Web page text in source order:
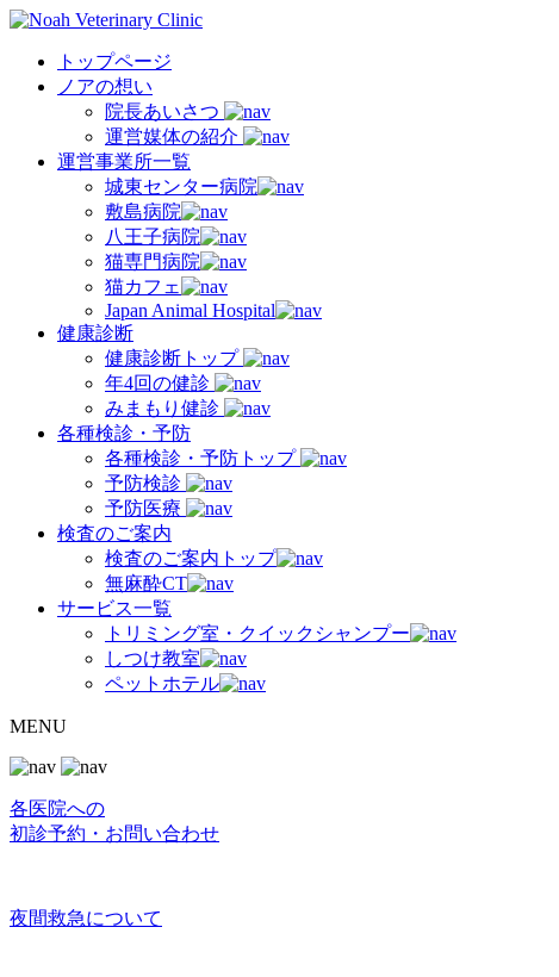
トップページ
ノアの想い
院長あいさつ
運営媒体の紹介
運営事業所一覧
城東センター病院
敷島病院
八王子病院
猫専門病院
猫カフェ
Japan Animal Hospital
健康診断
健康診断トップ
年4回の健診
みまもり健診
各種検診・予防
各種検診・予防トップ
予防検診
予防医療
検査のご案内
検査のご案内トップ
無麻酔CT
サービス一覧
トリミング室・クイックシャンプー
しつけ教室
ペットホテル
MENU
各医院への
初診予約・お問い合わせ
夜間救急について